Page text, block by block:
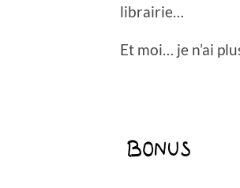
librairie…
Et moi… je n’ai